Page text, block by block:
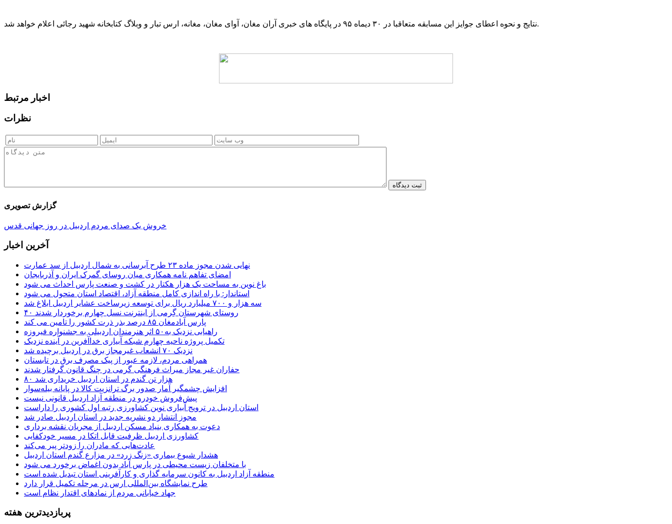
نتایج و نحوه اعطای جوایز این مسابقه متعاقبا در ۳۰ دیماه ۹۵ در پایگاه های خبری آران مغان، آوای مغان، مغانه، ارس تبار و وبلاگ کتابخانه شهید رجائی اعلام خواهد شد.
اخبار مرتبط
نظرات
گزارش تصویری
خروش یک صدای مردم اردبیل در روز جهانی قدس
آخرین اخبار
نهایی شدن مجوز ماده ۲۳ طرح آبرسانی به شمال اردبیل از سد عمارت
امضای تفاهم نامه همکاری میان روسای گمرک ایران و آذربایجان
باغ نوین به مساحت یک هزار هکتار در کشت و صنعت پارس احداث می شود
استاندار: با راه اندازی کامل منطقه آزاد، اقتصاد استان متحول می شود
سه هزار و ۷۰۰ میلیارد ریال برای توسعه زیرساخت عشایر اردبیل ابلاغ شد
۴۰ روستای شهرستان گِرمی از اینترنت نسل چهارم برخوردار شدند
پارس آبادمغان ۸۵ درصد بذر ذرت کشور را تامین می کند
راهیابی نزدیک به۵۰ اثر هنرمندان اردبیلی به جشنواره فیروزه
تکمیل پروژه ناحیه چهارم شبکه آبیاری خداآفرین در آینده نزدیک
نزدیک ۷۰ انشعاب غیرمجاز برق در اردبیل برچیده شد
همراهی مردم، لازمه عبور از پیک مصرف برق در تابستان
حفاران غیر مجاز میراث فرهنگی گرمی در چنگ قانون گرفتار شدند
۸۰ هزار تن گندم در استان اردبیل خریداری شد
افزایش چشمگیر آمار صدور برگ ترانزیت کالا در پایانه بیله‌سوار
پیش‌فروش خودرو در منطقه آزاد اردبیل قانونی نیست
استان اردبیل در ترویج آبیاری نوین کشاورزی رتبه اول کشوری را داراست
مجوز انتشار دو نشریه جدید در استان اردبیل صادر شد
دعوت به همکاری بنیاد مسکن اردبیل از مجریان نقشه برداری
کشاورزی اردبیل ظرفیت قابل اتکا در مسیر خودکفایی
عادت‌هایی که مادران را زودتر پیر می‌کند
هشدار شیوع بیماری «زنگ زرد» در مزارع گندم استان اردبیل
با متخلفان زیست محیطی در پارس آباد بدون اغماض برخورد می شود
منطقه آزاد اردبیل به کانون سرمایه گذاری و کارآفرینی استان تبدیل شده است
طرح نمایشگاه بین‌المللی ارس در مرحله تکمیل قرار دارد
جهاد خیابانی مردم از نمادهای اقتدار نظام است
پربازدیدترین هفته